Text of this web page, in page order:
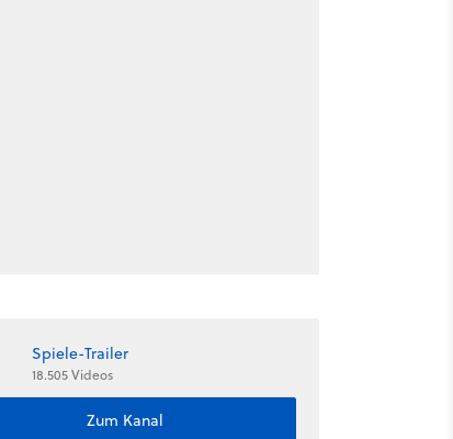
Spiele-Trailer
18.505 Videos
Zum Kanal